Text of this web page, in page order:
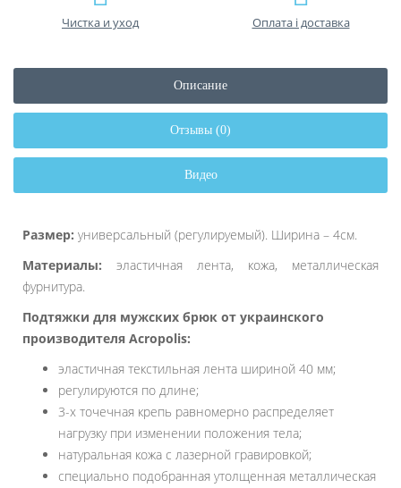
Чистка и уход Оплата і доставка
Описание
Отзывы (0)
Видео
Размер: универсальный (регулируемый). Ширина – 4см.
Материалы: эластичная лента, кожа, металлическая
фурнитура.
Подтяжки для мужских брюк от украинского
производителя Acropolis:
эластичная текстильная лента шириной 40 мм;
регулируются по длине;
3-х точечная крепь равномерно распределяет
нагрузку при изменении положения тела;
натуральная кожа с лазерной гравировкой;
специально подобранная утолщенная металлическая